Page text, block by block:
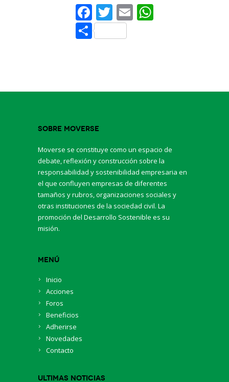
Facebook
Twitter
Email
Share
Sobre Moverse
Moverse se constituye como un espacio de
debate, reflexión y construcción sobre la
responsabilidad y sostenibilidad empresaria en
el que confluyen empresas de diferentes
tamaños y rubros, organizaciones sociales y
otras instituciones de la sociedad civil. La
promoción del Desarrollo Sostenible es su
misión.
Menú
Inicio
Acciones
Foros
Beneficios
Adherirse
Novedades
Contacto
Ultimas Noticias